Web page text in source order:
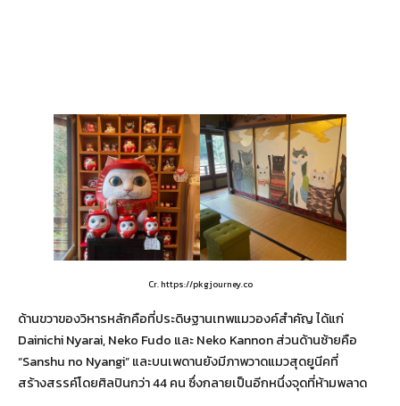
Cr. https://pkgjourney.co
ด้านขวาของวิหารหลักคือที่ประดิษฐานเทพแมวองค์สำคัญ ได้แก่
Dainichi Nyarai, Neko Fudo และ Neko Kannon ส่วนด้านซ้ายคือ
“Sanshu no Nyangi” และบนเพดานยังมีภาพวาดแมวสุดยูนีคที่
สร้างสรรค์โดยศิลปินกว่า 44 คน ซึ่งกลายเป็นอีกหนึ่งจุดที่ห้ามพลาด